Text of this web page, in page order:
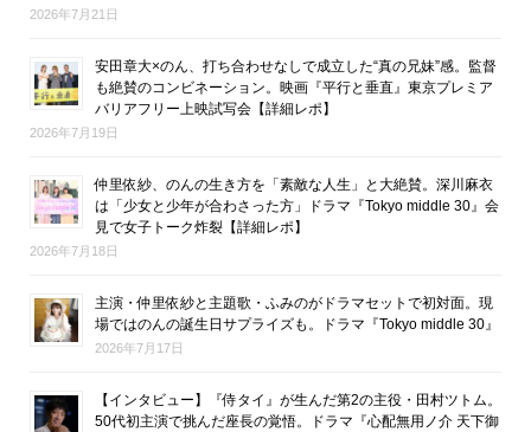
2026年7月21日
安田章大×のん、打ち合わせなしで成立した“真の兄妹”感。監督
も絶賛のコンビネーション。映画『平行と垂直』東京プレミア
バリアフリー上映試写会【詳細レポ】
2026年7月19日
仲里依紗、のんの生き方を「素敵な人生」と大絶賛。深川麻衣
は「少女と少年が合わさった方」ドラマ『Tokyo middle 30』会
見で女子トーク炸裂【詳細レポ】
2026年7月18日
主演・仲里依紗と主題歌・ふみのがドラマセットで初対面。現
場ではのんの誕生日サプライズも。ドラマ『Tokyo middle 30』
2026年7月17日
【インタビュー】『侍タイ』が生んだ第2の主役・田村ツトム。
50代初主演で挑んだ座長の覚悟。ドラマ『心配無用ノ介 天下御